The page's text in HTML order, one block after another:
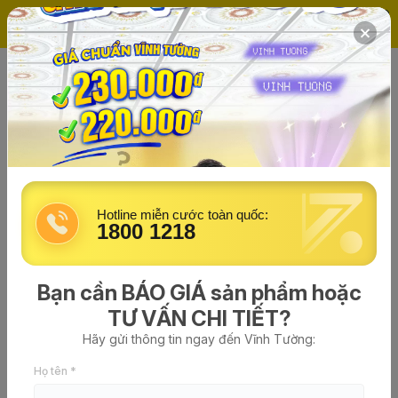
Hotline miễn cước toàn quốc:
1800 1218
Bạn cần BÁO GIÁ sản phẩm hoặc
TƯ VẤN CHI TIẾT?
Hãy gửi thông tin ngay đến Vĩnh Tường:
Họ tên *
(0)
Trang chủ Khung/Tấm/Phụ kiện
Tấm trang trí Vĩnh Tường DECO®